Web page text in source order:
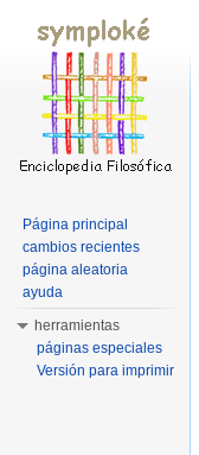
Página principal
cambios recientes
página aleatoria
ayuda
herramientas
páginas especiales
Versión para imprimir